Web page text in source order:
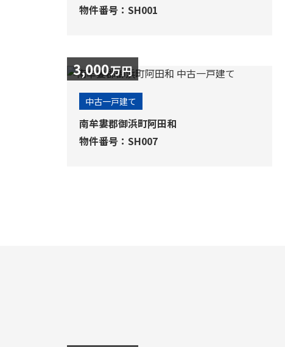
物件番号：SH001
3,000万円
中古一戸建て
南牟婁郡御浜町阿田和
物件番号：SH007